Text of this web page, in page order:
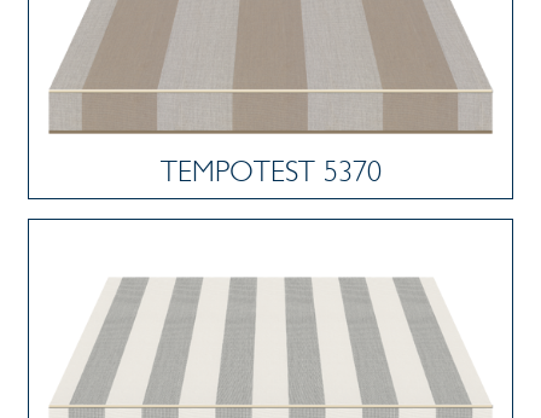
TEMPOTEST 5370